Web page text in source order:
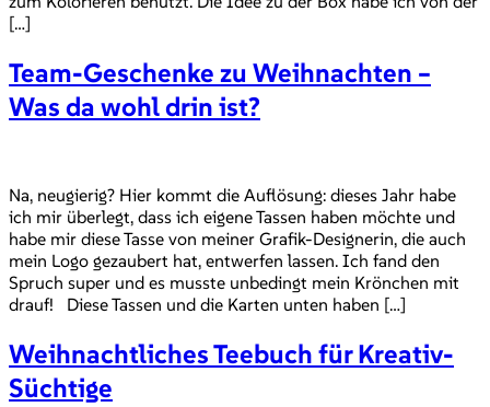
[…]
Team-Geschenke zu Weihnachten –
Was da wohl drin ist?
Na, neugierig? Hier kommt die Auflösung: dieses Jahr habe
ich mir überlegt, dass ich eigene Tassen haben möchte und
habe mir diese Tasse von meiner Grafik-Designerin, die auch
mein Logo gezaubert hat, entwerfen lassen. Ich fand den
Spruch super und es musste unbedingt mein Krönchen mit
drauf! Diese Tassen und die Karten unten haben […]
Weihnachtliches Teebuch für Kreativ-
Süchtige